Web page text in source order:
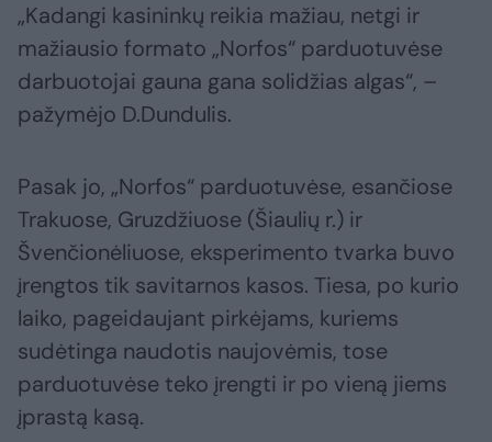
„Kadangi kasininkų reikia mažiau, netgi ir
mažiausio formato „Norfos“ parduotuvėse
darbuotojai gauna gana solidžias algas“, –
pažymėjo D.Dundulis.
Pasak jo, „Norfos“ parduotuvėse, esančiose
Trakuose, Gruzdžiuose (Šiaulių r.) ir
Švenčionėliuose, eksperimento tvarka buvo
įrengtos tik savitarnos kasos. Tiesa, po kurio
laiko, pageidaujant pirkėjams, kuriems
sudėtinga naudotis naujovėmis, tose
parduotuvėse teko įrengti ir po vieną jiems
įprastą kasą.